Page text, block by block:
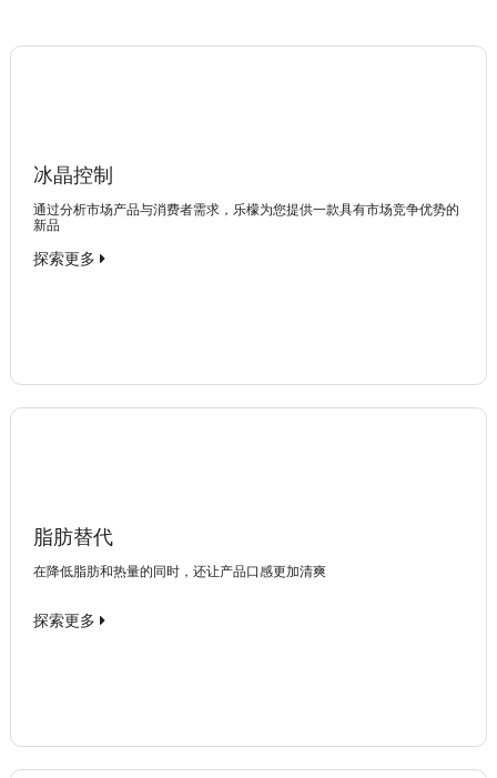
冰晶控制
通过分析市场产品与消费者需求，乐檬为您提供一款具有市场竞争优势的
新品
探索更多
脂肪替代
在降低脂肪和热量的同时，还让产品口感更加清爽
探索更多